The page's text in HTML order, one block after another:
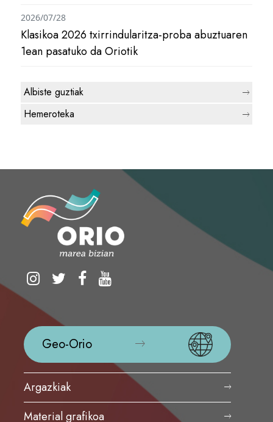
Klasikoa 2026 txirrindularitza-proba abuztuaren
1ean pasatuko da Oriotik
2026/07/28
Albiste guztiak
Hemeroteka
Geo-Orio
Argazkiak
Material grafikoa